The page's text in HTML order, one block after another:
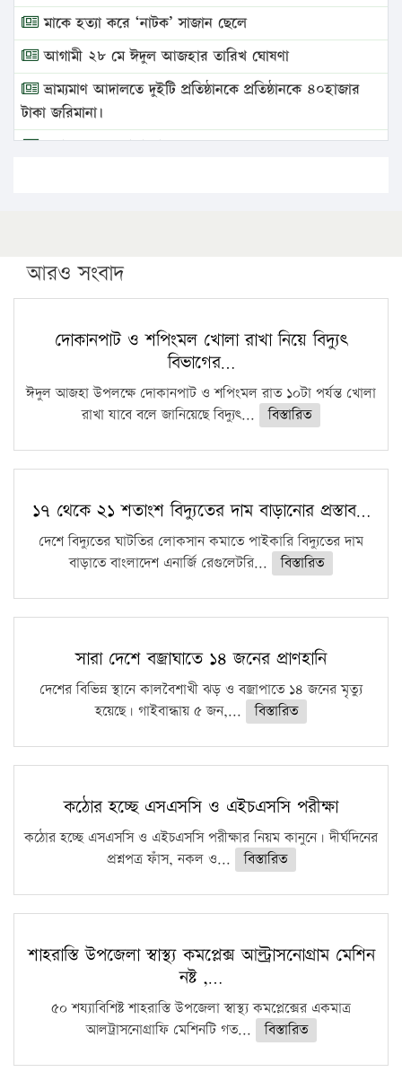
মাকে হত্যা করে ‘নাটক’ সাজান ছেলে
আগামী ২৮ মে ঈদুল আজহার তারিখ ঘোষণা
ভ্রাম্যমাণ আদালতে দুইটি প্রতিষ্ঠানকে প্রতিষ্ঠানকে ৪০হাজার
টাকা জরিমানা।
এবার লঞ্চের ভাড়া বাড়ল
পিএইচডি করছেন কুয়েটের কৃতি…
সারা দেশে বজ্রাঘাতে ১৪ জনের প্রাণহানি
কঠোর হচ্ছে এসএসসি ও এইচএসসি পরীক্ষা
ফরিদগঞ্জে আগুনে পুড়লো ৬ ব্যবসা প্রতিষ্ঠান
আরও সংবাদ
দোকানপাট ও শপিংমল খোলা রাখা নিয়ে বিদ্যুৎ
বিভাগের…
ঈদুল আজহা উপলক্ষে দোকানপাট ও শপিংমল রাত ১০টা পর্যন্ত খোলা
রাখা যাবে বলে জানিয়েছে বিদ্যুৎ...
বিস্তারিত
১৭ থেকে ২১ শতাংশ বিদ্যুতের দাম বাড়ানোর প্রস্তাব…
দেশে বিদ্যুতের ঘাটতির লোকসান কমাতে পাইকারি বিদ্যুতের দাম
বাড়াতে বাংলাদেশ এনার্জি রেগুলেটরি...
বিস্তারিত
সারা দেশে বজ্রাঘাতে ১৪ জনের প্রাণহানি
দেশের বিভিন্ন স্থানে কালবৈশাখী ঝড় ও বজ্রাপাতে ১৪ জনের মৃত্যু
হয়েছে। গাইবান্ধায় ৫ জন,...
বিস্তারিত
কঠোর হচ্ছে এসএসসি ও এইচএসসি পরীক্ষা
কঠোর হচ্ছে এসএসসি ও এইচএসসি পরীক্ষার নিয়ম কানুনে। দীর্ঘদিনের
প্রশ্নপত্র ফাঁস, নকল ও...
বিস্তারিত
শাহরাস্তি উপজেলা স্বাস্থ্য কমপ্লেক্স আল্ট্রাসনোগ্রাম মেশিন
নষ্ট ,…
৫০ শয্যাবিশিষ্ট শাহরাস্তি উপজেলা স্বাস্থ্য কমপ্লেক্সের একমাত্র
আলট্রাসনোগ্রাফি মেশিনটি গত...
বিস্তারিত